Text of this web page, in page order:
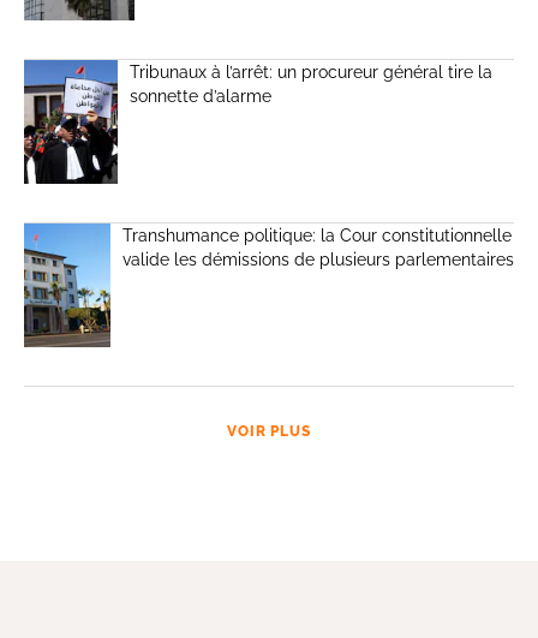
Tribunaux à l’arrêt: un procureur général tire la
sonnette d’alarme
Transhumance politique: la Cour constitutionnelle
valide les démissions de plusieurs parlementaires
VOIR PLUS